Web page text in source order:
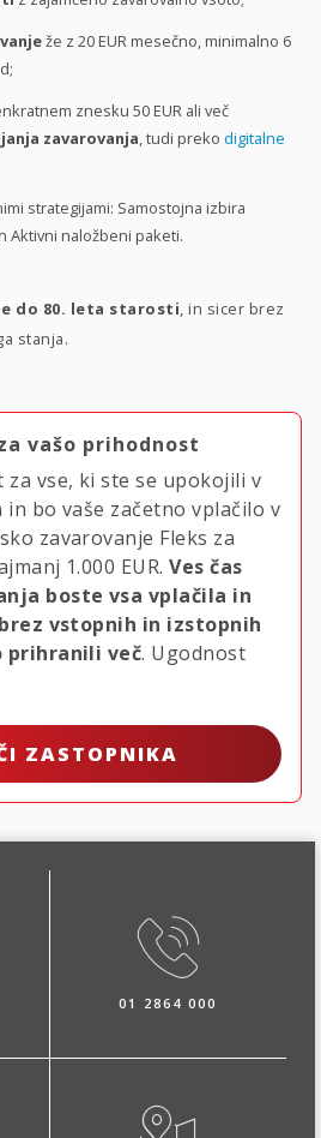
že z 20 EUR mesečno, minimalno 6
znesku 50 EUR ali več
zavarovanja , tudi preko digitalne
strategijami: Samostojna izbira
Aktivni naložbeni paketi.
do 80. leta starosti , in sicer brez
stanja.
vašo prihodnost
za vse, ki ste se upokojili v
in bo vaše začetno vplačilo v
zavarovanje Fleks za
1.000 EUR. Ves čas
boste vsa vplačila in
vstopnih in izstopnih
več. Ugodnost
ZASTOPNIKA
01 2864 000